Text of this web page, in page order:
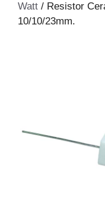
Watt / Resistor
10/10/23mm.